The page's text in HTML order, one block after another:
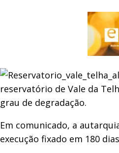
reservatório de Vale da
grau de degradação.
Em comunicado, a
execução fixado em 180